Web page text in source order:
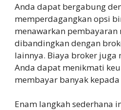
Anda dapat bergabung
memperdagangkan opsi
menawarkan
dibandingkan dengan
lainnya. Biaya broker juga
Anda dapat menikmati
membayar banyak
Enam langkah sederhana